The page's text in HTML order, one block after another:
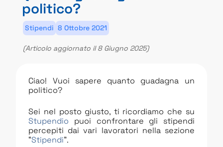
politico?
Stipendi 8 Ottobre 2021
(Articolo aggiornato il 8 Giugno 2025)
Ciao! Vuoi sapere quanto guadagna un
politico?
Sei nel posto giusto, ti ricordiamo che su
Stupendio puoi confrontare gli stipendi
percepiti dai vari lavoratori nella sezione
“Stipendi”.